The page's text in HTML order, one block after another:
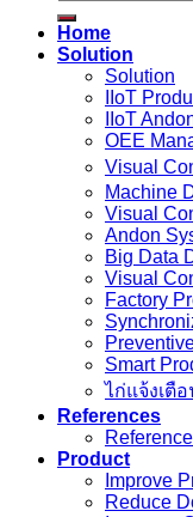
Home
Solution
Solution
IIoT
IIoT
OEE
Visual
Machine
Visual
Andon
Big Data
Visual
Factory
Smart
ไก่แจ้งเตื
References
Product
Improve
Reduce